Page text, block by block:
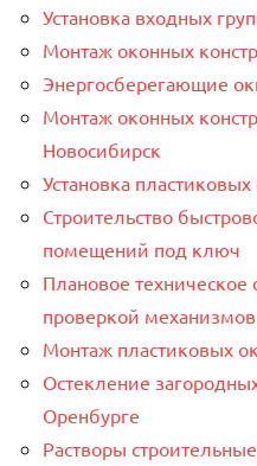
Установка входных
Монтаж оконных
Энергосберегающие
Монтаж оконных
Новосибирск
Установка
Строительство
помещений под ключ
Плановое
проверкой механизмов
Монтаж пластиковых
Остекление
Оренбурге
Растворы